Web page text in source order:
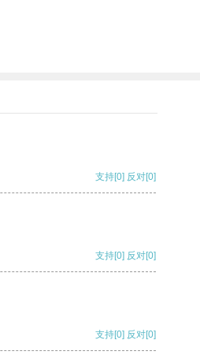
支持[0] 反对[0]
支持[0] 反对[0]
支持[0] 反对[0]